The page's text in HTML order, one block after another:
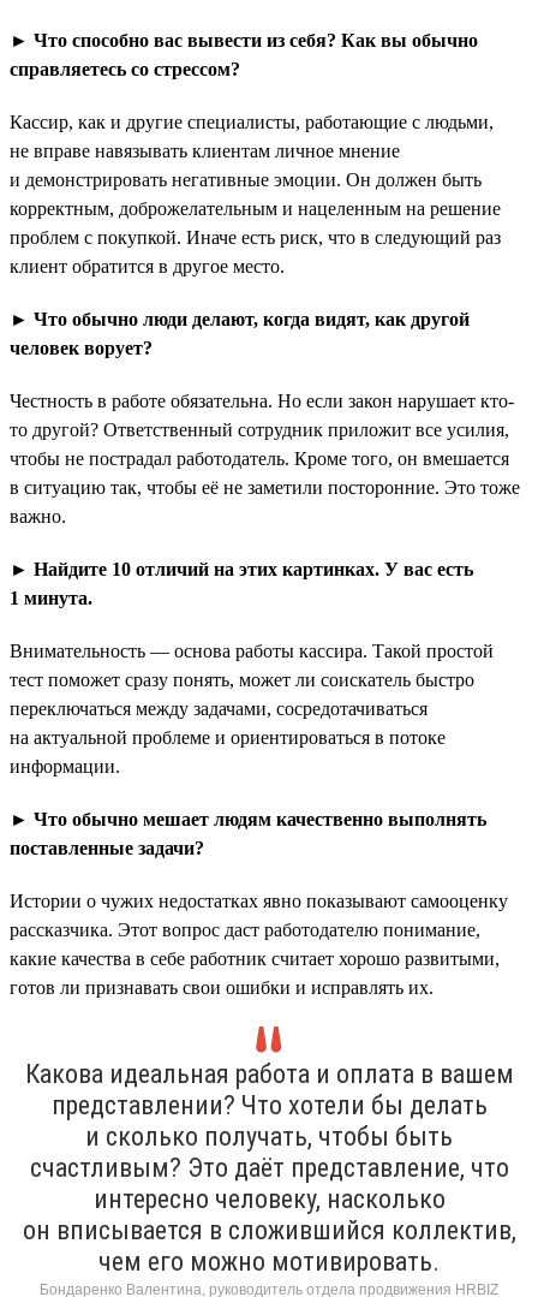
► Что способно вас вывести из себя? Как вы обычно
справляетесь со стрессом?
Кассир, как и другие специалисты, работающие с людьми,
не вправе навязывать клиентам личное мнение
и демонстрировать негативные эмоции. Он должен быть
корректным, доброжелательным и нацеленным на решение
проблем с покупкой. Иначе есть риск, что в следующий раз
клиент обратится в другое место.
► Что обычно люди делают, когда видят, как другой
человек ворует?
Честность в работе обязательна. Но если закон нарушает кто-
то другой? Ответственный сотрудник приложит все усилия,
чтобы не пострадал работодатель. Кроме того, он вмешается
в ситуацию так, чтобы её не заметили посторонние. Это тоже
важно.
► Найдите 10 отличий на этих картинках. У вас есть
1 минута.
Внимательность — основа работы кассира. Такой простой
тест поможет сразу понять, может ли соискатель быстро
переключаться между задачами, сосредотачиваться
на актуальной проблеме и ориентироваться в потоке
информации.
► Что обычно мешает людям качественно выполнять
поставленные задачи?
Истории о чужих недостатках явно показывают самооценку
рассказчика. Этот вопрос даст работодателю понимание,
какие качества в себе работник считает хорошо развитыми,
готов ли признавать свои ошибки и исправлять их.
Какова идеальная работа и оплата в вашем
представлении? Что хотели бы делать
и сколько получать, чтобы быть
счастливым? Это даёт представление, что
интересно человеку, насколько
он вписывается в сложившийся коллектив,
чем его можно мотивировать.
Бондаренко Валентина, руководитель отдела продвижения HRBIZ